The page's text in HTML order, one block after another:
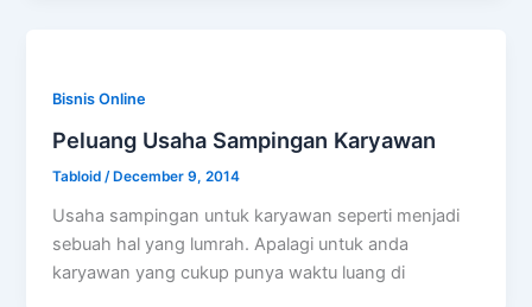
Bisnis Online
Peluang Usaha Sampingan Karyawan
Tabloid /December 9, 2014
Usaha sampingan untuk karyawan seperti menjadi
sebuah hal yang lumrah. Apalagi untuk anda
karyawan yang cukup punya waktu luang di